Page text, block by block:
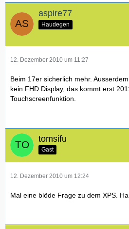
aspire77
Haudegen
12. Dezember 2010 um 11:27
Beim 17er sicherlich mehr.
kein FHD Display, das kommt erst
Touchscreenfunktion.
tomsifu
Gast
12. Dezember 2010 um 12:24
Mal eine blöde Frage zu dem XPS.